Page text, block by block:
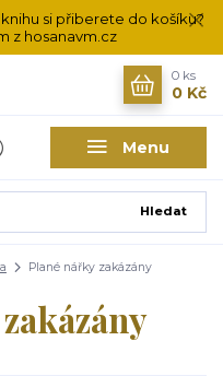
si přiberete do košíku?
z hosanavm.cz
Menu
Hledat
0 ks
0 Kč
Plané nářky zakázány